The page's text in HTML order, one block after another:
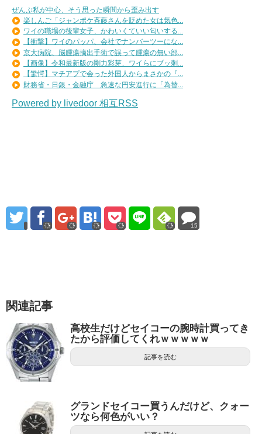
ぜんぶ私が中心、そう思った瞬間から歪み出す
楽しんご「ジャンポケ斉藤さんを貶めた女は気色...
ワイの職場の後輩女子、かわいくていい匂いする...
【衝撃】ワイのパッパ、会社でナンバーツーにな...
京大病院、脳腫瘍摘出手術で誤って腫瘍の無い部...
【画像】令和最新版の剛力彩芽、ワイらにブッ刺...
【驚愕】マチアプで会った外国人からまさかの『...
財務省・日銀・金融庁 急速な円安進行に「為替...
Powered by livedoor 相互RSS
15
関連記事
高校生だけどセイコーの腕時計買ってき
たから評価してくれｗｗｗｗｗ
記事を読む
グランドセイコー買うんだけど、クォー
ツなら何色がいい？